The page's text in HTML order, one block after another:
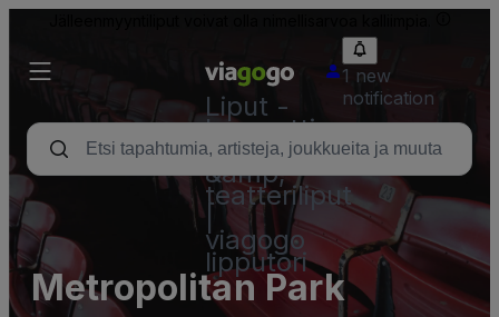
Liput -
konsertti,
urheilu
&amp;
teatteriliput
viagogo
lipputori
1 new
notification
Metropolitan Park